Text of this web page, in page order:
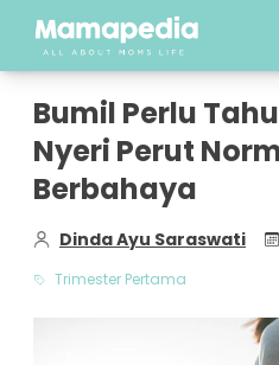
Bumil Perlu
Nyeri Perut
Berbahaya
Dinda Ayu Saraswati
Trimester Pertama